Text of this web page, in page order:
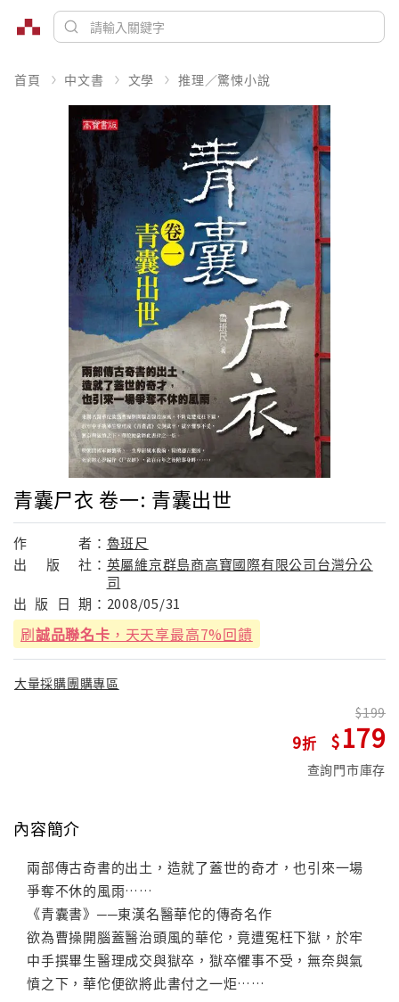
首頁 中文書 文學 推理／驚悚小說
青囊尸衣 卷一: 青囊出世
作 者： 魯班尺
出
版 社： 英屬維京群島商高寶國際有限公司台灣分公
司
出 版 日 期： 2008/05/31
刷誠品聯名卡 ，天天享最高7%回饋
大量採購團購專區
9
199
179
查詢門市庫存
內容簡介
兩部傳古奇書的出土，造就了蓋世的奇才，也引來一場
爭奪不休的風雨……
《青囊書》──東漢名醫華佗的傳奇名作
欲為曹操開腦蓋醫治頭風的華佗，竟遭冤枉下獄，於牢
中手撰畢生醫理成交與獄卒，獄卒懼事不受，無奈與氣
憤之下，華佗便欲將此書付之一炬……